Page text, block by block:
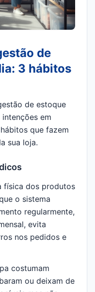
de
3 hábitos
de estoque
em
que fazem
sua loja.
física dos produtos
o sistema
regularmente,
evita
nos pedidos e
costumam
ou deixam de